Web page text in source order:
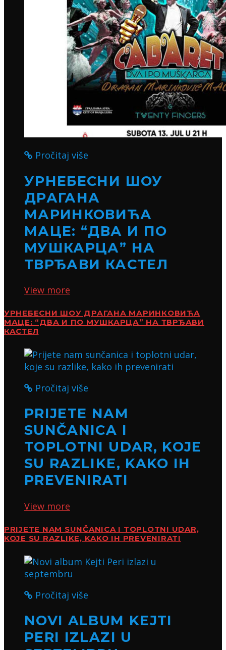
Pročitaj više
УРНЕБЕСНИ ШОУ
ДРАГАНА
МАРИНКОВИЋА
МАЦЕ: “ДВА И ПО
МУШКАРЦА” НА
ТВРЂАВИ КАСТЕЛ
View more
УРНЕБЕСНИ ШОУ ДРАГАНА МАРИНКОВИЋА
МАЦЕ: “ДВА И ПО МУШКАРЦА” НА ТВРЂАВИ
КАСТЕЛ
Pročitaj više
PRIJETE NAM
SUNČANICA I
TOPLOTNI UDAR, KOJE
SU RAZLIKE, KAKO IH
PREVENIRATI
View more
PRIJETE NAM SUNČANICA I TOPLOTNI UDAR,
KOJE SU RAZLIKE, KAKO IH PREVENIRATI
Pročitaj više
NOVI ALBUM KEJTI
PERI IZLAZI U